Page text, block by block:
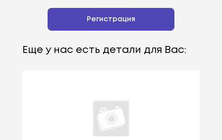
Регистрация
Еще у нас есть детали для Вас: